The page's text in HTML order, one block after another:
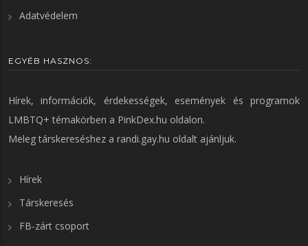
Adatvédelem
EGYÉB HASZNOS:
Hírek, információk, érdekességek, események és programok
LMBTQ+ témakörben a PinkDex.hu oldalon.
Meleg társkereséshez a randi.gay.hu oldalt ajánljuk.
Hírek
Társkeresés
FB-zárt csoport